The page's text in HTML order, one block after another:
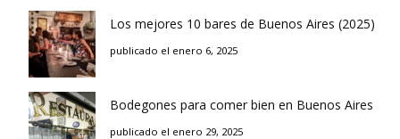
Los mejores 10 bares de Buenos Aires (2025)
publicado el enero 6, 2025
Bodegones para comer bien en Buenos Aires
publicado el enero 29, 2025